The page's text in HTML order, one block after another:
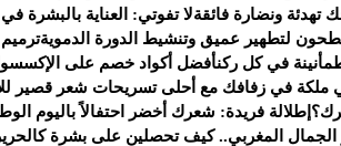
تهدئة ونضارة فائقةلا تفوتي: العناية بالبشرة
لتطهير عميق وتنشيط الدورة الدموية
في كل ركنأفضل أكواد خصم على
ملكة في زفافك مع أحلى تسريحات شعر قصير
إطلالة فريدة: شعرك أخضر احتفالاً باليوم
الجمال المغربي.. كيف تحصلين على بشرة